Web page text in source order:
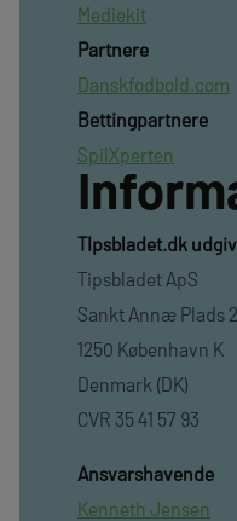
Mediekit
Partnere
Danskfodbold.com
Bettingpartnere
SpilXperten
TIpsbladet.dk
Tipsbladet ApS
Sankt Annæ Plads
1250 København K
Denmark (DK)
CVR 35 41 57 93
Ansvarshavende
Kenneth Jensen